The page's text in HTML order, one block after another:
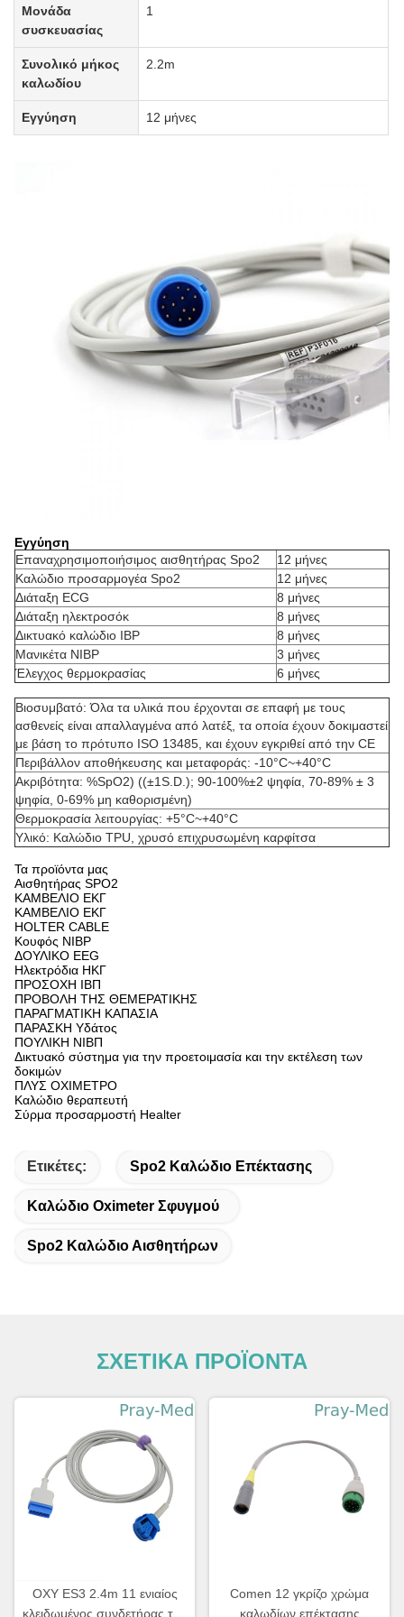
Μονάδα
συσκευασίας
1
Συνολικό μήκος
καλωδίου
2.2m
Εγγύηση 12 μήνες
Εγγύηση
Επαναχρησιμοποιήσιμος αισθητήρας Spo2
12 μήνες
Καλώδιο προσαρμογέα Spo2
12 μήνες
Διάταξη ECG
8 μήνες
Διάταξη ηλεκτροσόκ
8 μήνες
Δικτυακό καλώδιο IBP
8 μήνες
Μανικέτα NIBP
3 μήνες
Έλεγχος θερμοκρασίας
6 μήνες
Βιοσυμβατό: Όλα τα υλικά που έρχονται σε επαφή με τους
ασθενείς είναι απαλλαγμένα από λατέξ, τα οποία έχουν δοκιμαστεί
με βάση το πρότυπο ISO 13485, και έχουν εγκριθεί από την CE
Περιβάλλον αποθήκευσης και μεταφοράς: -10°C~+40°C
Ακριβότητα: %SpO2) ((±1S.D.); 90-100%±2 ψηφία, 70-89% ± 3
ψηφία, 0-69% μη καθορισμένη)
Θερμοκρασία λειτουργίας: +5°C~+40°C
Υλικό: Καλώδιο TPU, χρυσό επιχρυσωμένη καρφίτσα
Τα προϊόντα μας
Αισθητήρας SPO2
ΚΑΜΒΕΛΙΟ ΕΚΓ
ΚΑΜΒΕΛΙΟ ΕΚΓ
HOLTER CABLE
Κουφός NIBP
ΔΟΥΛΙΚΟ EEG
Ηλεκτρόδια ΗΚΓ
ΠΡΟΣΟΧΗ ΙΒΠ
ΠΡΟΒΟΛΗ ΤΗΣ ΘΕΜΕΡΑΤΙΚΗΣ
ΠΑΡΑΓΜΑΤΙΚΗ ΚΑΠΑΣΙΑ
ΠΑΡΑΣΚΗ Υδάτος
ΠΟΥΛΙΚΗ ΝΙΒΠ
Δικτυακό σύστημα για την προετοιμασία και την εκτέλεση των
δοκιμών
ΠΛΥΣ ΟΧΙΜΕΤΡΟ
Καλώδιο θεραπευτή
Σύρμα προσαρμοστή Healter
Ετικέτες: Spo2 Καλώδιο Επέκτασης
Καλώδιο Oximeter Σφυγμού
Spo2 Καλώδιο Αισθητήρων
ΣΧΕΤΙΚΑ ΠΡΟΪΟΝΤΑ
OXY ES3 2.4m 11 ενιαίος
κλειδωμένος συνδετήρας της
Comen 12 γκρίζο χρώμα
καλωδίων επέκτασης